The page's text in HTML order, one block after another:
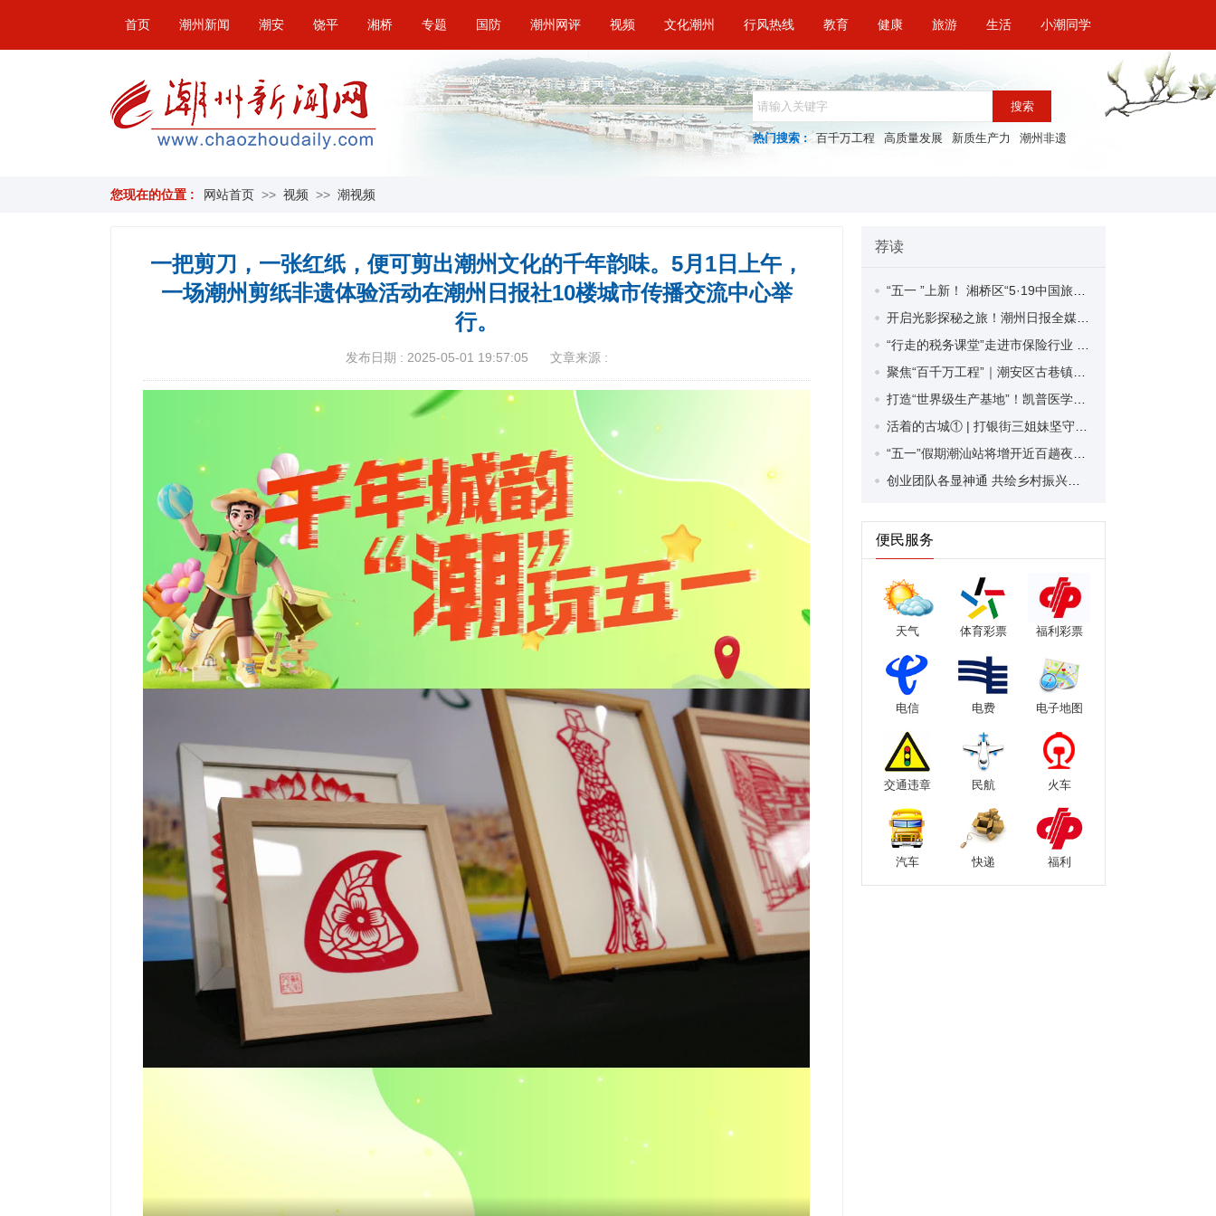
首页 潮州新闻 潮安 饶平 湘桥 专题 国防 潮州网评 视频 文化潮州 行风热线 教育 健康 旅游 生活 小潮同学
搜索
热门搜索 : 百千万工程 高质量发展 新质生产力 潮州非遗
您现在的位置 : 网站首页 >> 视频 >> 潮视频
一把剪刀，一张红纸，便可剪出潮州文化的千年韵味。5月1日上午，
一场潮州剪纸非遗体验活动在潮州日报社10楼城市传播交流中心举
行。
发布日期 : 2025-05-01 19:57:05 文章来源 :
荐读
便民服务
天气 体育彩票 福利彩票
电信 电费 电子地图
交通违章 民航 火车
汽车 快递 福利